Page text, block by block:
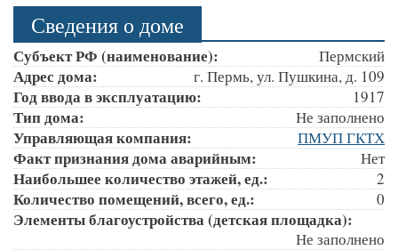
Сведения о доме
Субъект РФ (наименование): Пермский
Адрес дома: г. Пермь, ул. Пушкина, д. 109
Год ввода в эксплуатацию: 1917
Тип дома: Не заполнено
Управляющая компания: ПМУП ГКТХ
Факт признания дома аварийным: Нет
Наибольшее количество этажей, ед.: 2
Количество помещений, всего, ед.: 0
Элементы благоустройства (детская площадка):
Не заполнено